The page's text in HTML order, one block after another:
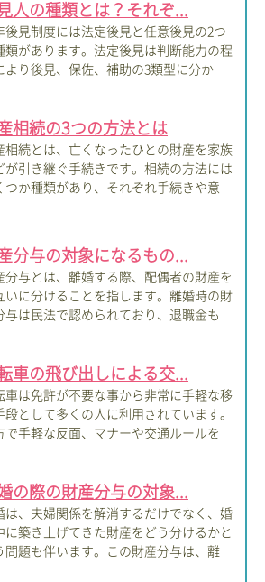
人の種類とは？それぞ...
後見制度には法定後見と任意後見の2つ
類があります。法定後見は判断能力の程
より後見、保佐、補助の3類型に分か
相続の3つの方法とは
相続とは、亡くなったひとの財産を家族
が引き継ぐ手続きです。相続の方法には
つか種類があり、それぞれ手続きや意
分与の対象になるもの...
分与とは、離婚する際、配偶者の財産を
いに分けることを指します。離婚時の財
与は民法で認められており、退職金も
車の飛び出しによる交...
車は免許が不要な事から非常に手軽な移
段として多くの人に利用されています。
で手軽な反面、マナーや交通ルールを
の際の財産分与の対象...
は、夫婦関係を解消するだけでなく、婚
に築き上げてきた財産をどう分けるかと
問題も伴います。この財産分与は、離